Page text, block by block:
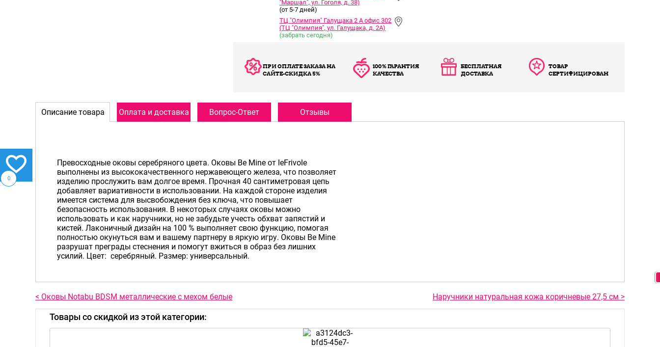
"Маршал", ул. Гоголя, д. 38)
(от 5-7 дней)
ТЦ "Олимпия" Галущака 2 А офис 302
(ТЦ "Олимпия", ул. Галущака, д. 2А)
(забрать сегодня)
ПРИ ОПЛАТЕ ЗАКАЗА НА
САЙТЕ-СКИДКА 5%
100% ГАРАНТИЯ
КАЧЕСТВА
БЕСПЛАТНАЯ
ДОСТАВКА
ТОВАР
СЕРТИФИЦИРОВАН
Описание товара Оплата и доставка Вопрос-Ответ Отзывы
Превосходные оковы серебряного цвета. Оковы Be Mine от leFrivole
выполнены из высококачественного нержавеющего железа, что позволяет
изделию прослужить вам долгое время. Прочная 40 сантиметровая цепь
добавляет вариативности в использовании. На каждой стороне изделия
имеется система для высвобождения без ключа, что повышает
безопасность использования. В некоторых случаях оковы можно
использовать и как наручники, но не забудьте учесть обхват запястий и
кистей. Лаконичный дизайн на 100 % выполняет свою функцию, помогая
полностью окунуться вам и вашему партнеру в яркую игру. Оковы Be Mine
разрушат преграды стеснения и помогут вжиться в образ без лишних
усилий. Цвет: серебряный. Размер: универсальный.
Наручники натуральная кожа коричневые 27,5 см >
< Оковы Notabu BDSM металлические с мехом белые
Товары со скидкой из этой категории:
0